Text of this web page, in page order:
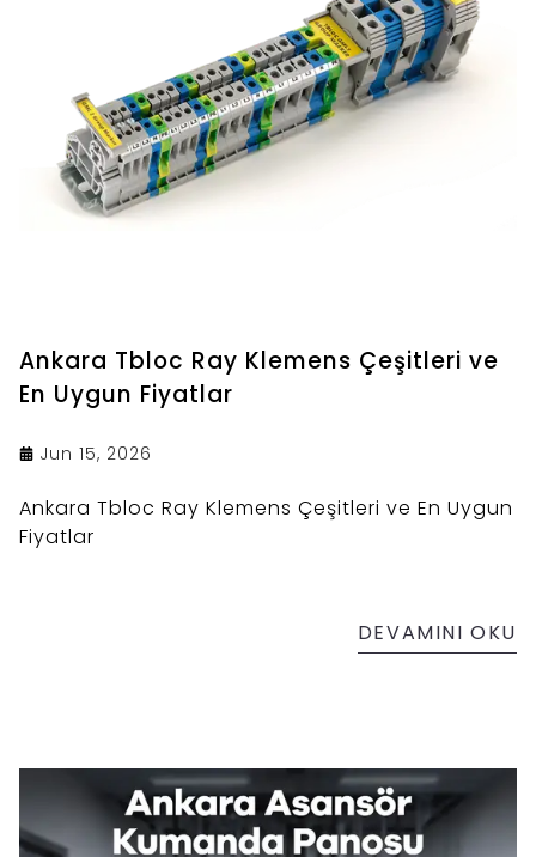
Ankara Tbloc Ray Klemens Çeşitleri ve
En Uygun Fiyatlar
Jun 15, 2026
Ankara Tbloc Ray Klemens Çeşitleri ve En Uygun
Fiyatlar
DEVAMINI OKU